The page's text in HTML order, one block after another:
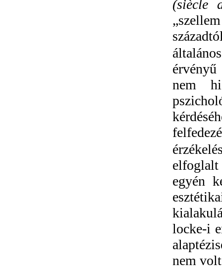
(siècle
nem
egyén
locke-i
nem